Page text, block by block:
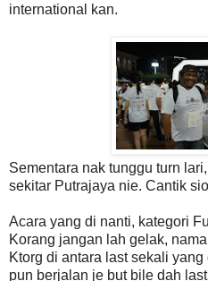
international kan.
Sementara nak tunggu turn
sekitar Putrajaya nie. Cantik
Acara yang di nanti, kategori
Korang jangan lah gelak,
Ktorg di antara last sekali
pun berjalan je but bile dah